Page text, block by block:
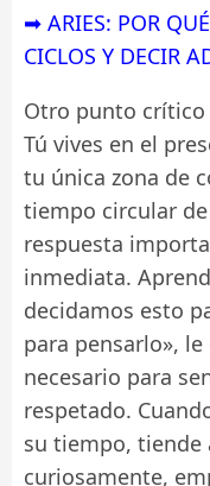
➡ ARIES: POR
CICLOS Y DECIR
Otro punto crítico
Tú vives en el
tu única zona de
tiempo circular
respuesta
inmediata.
decidamos esto
para pensarlo»,
necesario para
respetado.
su tiempo, tiende
curiosamente,